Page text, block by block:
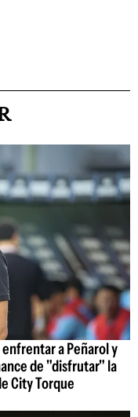
a Peñarol y
de "disfrutar" la
City Torque